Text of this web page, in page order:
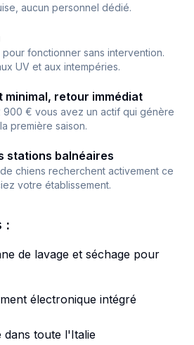
aucun personnel dédié.
fonctionner sans intervention.
UV et aux intempéries.
minimal, retour immédiat
900 € vous avez un actif qui génère
première saison.
stations balnéaires
chiens recherchent activement ce
votre établissement.
:
de lavage et séchage pour
électronique intégré
dans toute l'Italie